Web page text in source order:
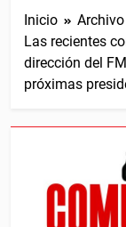
Inicio
Archivo
Las recientes
dirección del
próximas